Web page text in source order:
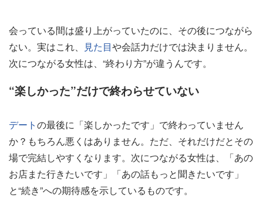
会っている間は盛り上がっていたのに、その後につながら
ない。実はこれ、
見た目や会話力だけでは決まりません。
次につながる女性は、“終わり方”が違うんです。
“楽しかった”だけで終わらせていない
デートの最後に「楽しかったです」で終わっていません
か？もちろん悪くはありません。ただ、それだけだとその
場で完結しやすくなります。次につながる女性は、「あの
お店また行きたいです」「あの話もっと聞きたいです」
と“続き”への期待感を示しているものです。